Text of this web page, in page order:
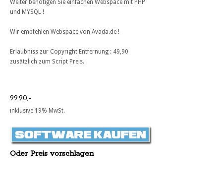
Weiter benötigen Sie einfachen Webspace mit PHP
und MYSQL !
Wir empfehlen Webspace von Avada.de !
Erlaubniss zur Copyright Entfernung : 49,90
zusätzlich zum Script Preis.
99.90,-
inklusive 19% MwSt.
Oder Preis vorschlagen